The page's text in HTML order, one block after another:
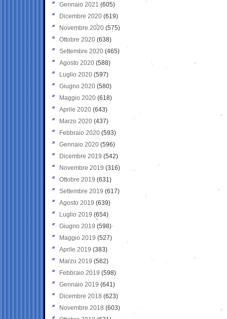
Gennaio 2021 (605)
Dicembre 2020 (619)
Novembre 2020 (575)
Ottobre 2020 (638)
Settembre 2020(465)
Agosto 2020 (588)
Luglio 2020 (597)
Giugno 2020 (580)
Maggio 2020 (618)
Aprile 2020 (643)
Marzo 2020 (437)
Febbraio 2020 (593)
Gennaio 2020 (596)
Dicembre 2019 (542)
Novembre 2019 (316)
Ottobre 2019 (631)
Settembre 2019 (617)
Agosto 2019 (639)
Luglio 2019 (654)
Giugno 2019 (598)
Maggio 2019 (527)
Aprile 2019 (383)
Marzo 2019 (562)
Febbraio 2019 (598)
Gennaio 2019 (641)
Dicembre 2018 (623)
Novembre 2018 (603)